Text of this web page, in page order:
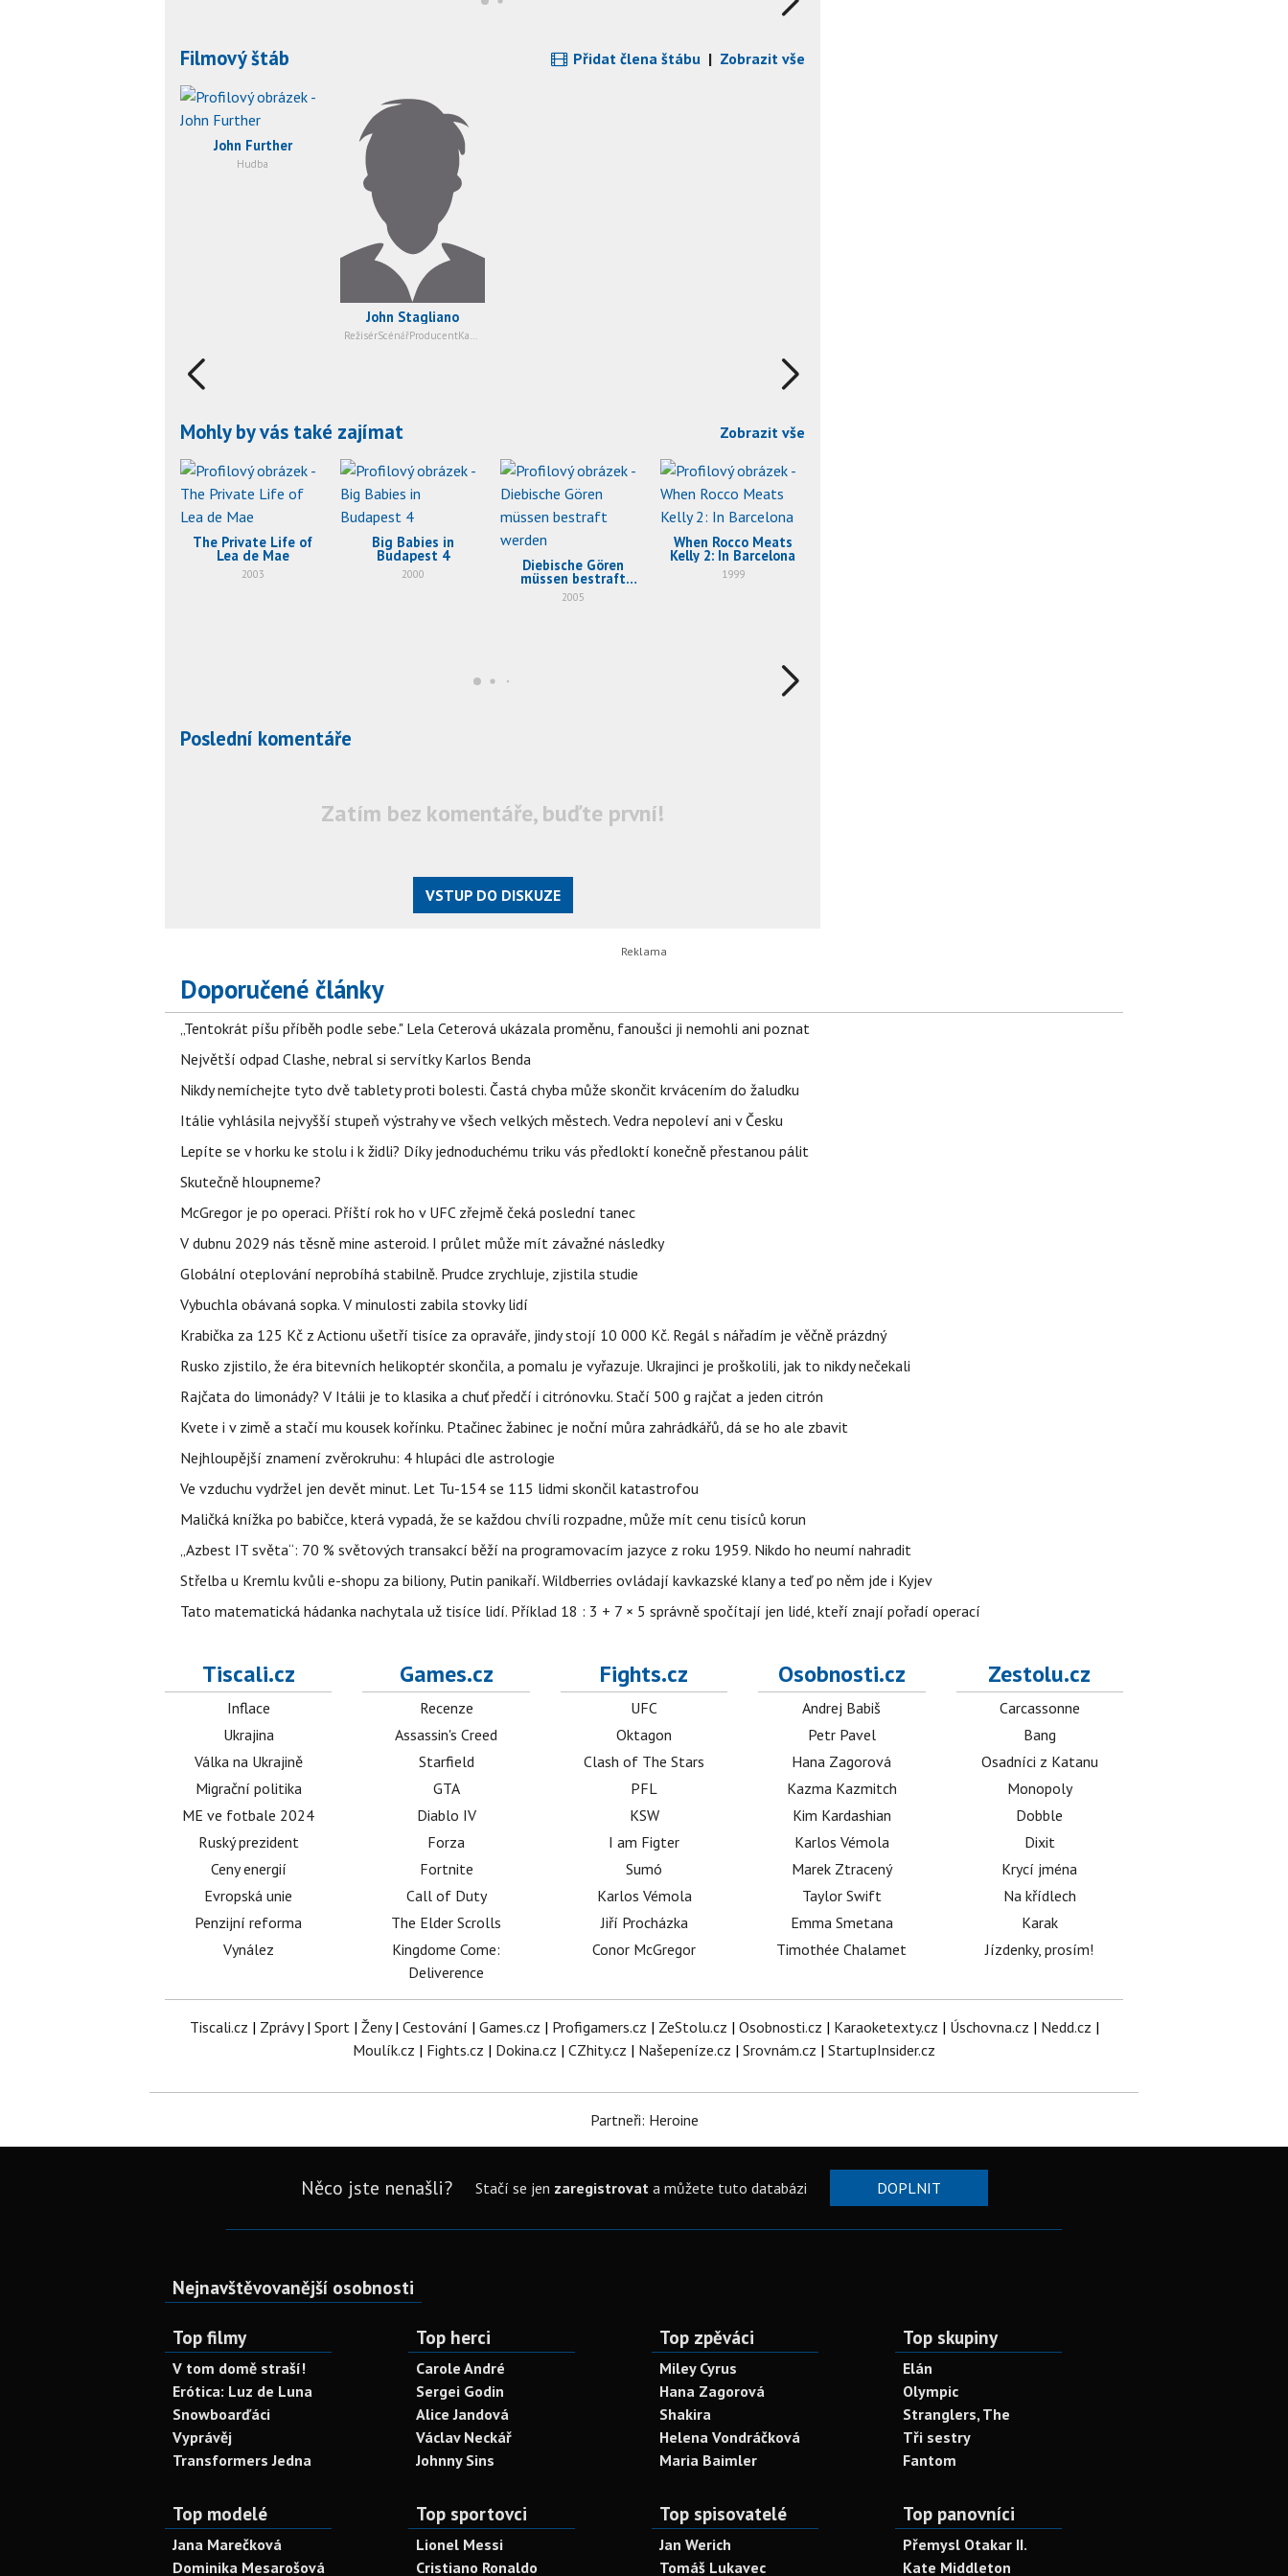
Filmový štáb Přidat člena štábu | Zobrazit vše
John Further
Hudba
John Stagliano
Mohly by vás také zajímat Zobrazit vše
The Private Life of
Lea de Mae
2003
Big Babies in
Budapest 4
2000 Diebische Gören
müssen bestraft
werden
2005
When Rocco Meats
Kelly 2: In Barcelona
1999
Poslední komentáře
Zatím bez komentáře, buďte první!
VSTUP DO DISKUZE
Doporučené články
„Tentokrát píšu příběh podle sebe." Lela Ceterová ukázala proměnu, fanoušci ji nemohli ani poznat
Největší odpad Clashe, nebral si servítky Karlos Benda
Nikdy nemíchejte tyto dvě tablety proti bolesti. Častá chyba může skončit krvácením do žaludku
Itálie vyhlásila nejvyšší stupeň výstrahy ve všech velkých městech. Vedra nepoleví ani v Česku
Lepíte se v horku ke stolu i k židli? Díky jednoduchému triku vás předloktí konečně přestanou pálit
Skutečně hloupneme?
McGregor je po operaci. Příští rok ho v UFC zřejmě čeká poslední tanec
V dubnu 2029 nás těsně mine asteroid. I průlet může mít závažné následky
Globální oteplování neprobíhá stabilně. Prudce zrychluje, zjistila studie
Vybuchla obávaná sopka. V minulosti zabila stovky lidí
Krabička za 125 Kč z Actionu ušetří tisíce za opraváře, jindy stojí 10 000 Kč. Regál s nářadím je věčně prázdný
Rusko zjistilo, že éra bitevních helikoptér skončila, a pomalu je vyřazuje. Ukrajinci je proškolili, jak to nikdy nečekali
Rajčata do limonády? V Itálii je to klasika a chuť předčí i citrónovku. Stačí 500 g rajčat a jeden citrón
Kvete i v zimě a stačí mu kousek kořínku. Ptačinec žabinec je noční můra zahrádkářů, dá se ho ale zbavit
Nejhloupější znamení zvěrokruhu: 4 hlupáci dle astrologie
Ve vzduchu vydržel jen devět minut. Let Tu-154 se 115 lidmi skončil katastrofou
Maličká knížka po babičce, která vypadá, že se každou chvíli rozpadne, může mít cenu tisíců korun
„Azbest IT světa“: 70 % světových transakcí běží na programovacím jazyce z roku 1959. Nikdo ho neumí nahradit
Střelba u Kremlu kvůli e-shopu za biliony, Putin panikaří. Wildberries ovládají kavkazské klany a teď po něm jde i Kyjev
Tato matematická hádanka nachytala už tisíce lidí. Příklad 18 : 3 + 7 × 5 správně spočítají jen lidé, kteří znají pořadí operací
Tiscali.cz
Inflace
Ukrajina
Válka na Ukrajině
Migrační politika
ME ve fotbale 2024
Ruský prezident
Ceny energií
Evropská unie
Penzijní reforma
Vynález
Games.cz
Recenze
Assassin's Creed
Starfield
GTA
Diablo IV
Forza
Fortnite
Call of Duty
The Elder Scrolls
Kingdome Come:
Deliverence
Fights.cz
UFC
Oktagon
Clash of The Stars
PFL
KSW
I am Figter
Sumó
Karlos Vémola
Jiří Procházka
Conor McGregor
Osobnosti.cz
Andrej Babiš
Petr Pavel
Hana Zagorová
Kazma Kazmitch
Kim Kardashian
Karlos Vémola
Marek Ztracený
Taylor Swift
Emma Smetana
Timothée Chalamet
Zestolu.cz
Carcassonne
Bang
Osadníci z Katanu
Monopoly
Dobble
Dixit
Krycí jména
Na křídlech
Karak
Jízdenky, prosím!
Tiscali.cz | Zprávy| Sport| Ženy| Cestování | Games.cz | Profigamers.cz | ZeStolu.cz | Osobnosti.cz | Karaoketexty.cz | Úschovna.cz | Nedd.cz |
Moulík.cz | Fights.cz | Dokina.cz | CZhity.cz | Našepeníze.cz | Srovnám.cz | StartupInsider.cz
Partneři: Heroine
Něco jste nenašli? Stačí se jen zaregistrovata můžete tuto databázi DOPLNIT
Nejnavštěvovanější osobnosti
Top filmy
V tom domě straší!
Erótica: Luz de Luna
Snowboarďáci
Vyprávěj
Transformers Jedna
Top herci
Carole André
Sergei Godin
Alice Jandová
Václav Neckář
Johnny Sins
Top zpěváci
Miley Cyrus
Hana Zagorová
Shakira
Helena Vondráčková
Maria Baimler
Top skupiny
Elán
Olympic
Stranglers, The
Tři sestry
Fantom
Top modelé
Jana Marečková
Dominika Mesarošová
Top sportovci
Lionel Messi
Cristiano Ronaldo
Top spisovatelé
Jan Werich
Tomáš Lukavec
Top panovníci
Přemysl Otakar II.
Kate Middleton